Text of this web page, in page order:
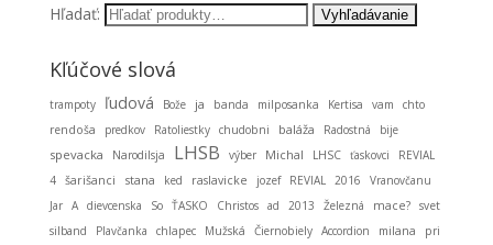
Hľadať:
Kľúčové slová
trampoty ľudová Bože ja banda milposanka Kertisa vam
chto
rendoša
predkov Ratoliestky chudobni baláža Radostná bije
spevacka Narodilsja LHSB výber Michal LHSC ťaskovci
REVIAL
4 šarišanci stana ked raslavicke jozef REVIAL 2016
Vranovčanu
Jar A dievcenska So ŤASKO Christos ad 2013 Železná mace? svet
silband
Plavčanka chlapec Mužská Čiernobiely Accordion milana
pri